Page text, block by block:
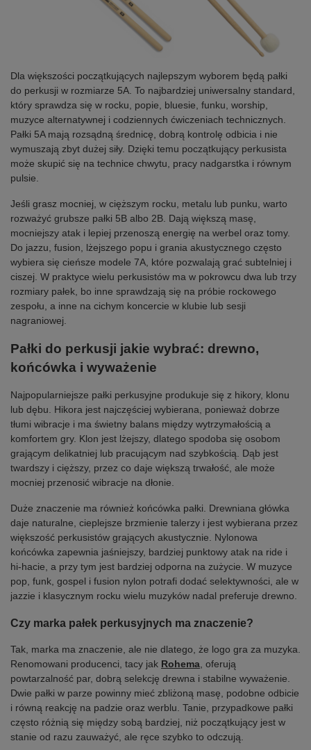
Dla większości początkujących najlepszym wyborem będą pałki
do perkusji w rozmiarze 5A. To najbardziej uniwersalny standard,
który sprawdza się w rocku, popie, bluesie, funku, worship,
muzyce alternatywnej i codziennych ćwiczeniach technicznych.
Pałki 5A mają rozsądną średnicę, dobrą kontrolę odbicia i nie
wymuszają zbyt dużej siły. Dzięki temu początkujący perkusista
może skupić się na technice chwytu, pracy nadgarstka i równym
pulsie.
Jeśli grasz mocniej, w cięższym rocku, metalu lub punku, warto
rozważyć grubsze pałki 5B albo 2B. Dają większą masę,
mocniejszy atak i lepiej przenoszą energię na werbel oraz tomy.
Do jazzu, fusion, lżejszego popu i grania akustycznego często
wybiera się cieńsze modele 7A, które pozwalają grać subtelniej i
ciszej. W praktyce wielu perkusistów ma w pokrowcu dwa lub trzy
rozmiary pałek, bo inne sprawdzają się na próbie rockowego
zespołu, a inne na cichym koncercie w klubie lub sesji
nagraniowej.
Pałki do perkusji jakie wybrać: drewno,
końcówka i wyważenie
Najpopularniejsze pałki perkusyjne produkuje się z hikory, klonu
lub dębu. Hikora jest najczęściej wybierana, ponieważ dobrze
tłumi wibracje i ma świetny balans między wytrzymałością a
komfortem gry. Klon jest lżejszy, dlatego spodoba się osobom
grającym delikatniej lub pracującym nad szybkością. Dąb jest
twardszy i cięższy, przez co daje większą trwałość, ale może
mocniej przenosić wibracje na dłonie.
Duże znaczenie ma również końcówka pałki. Drewniana główka
daje naturalne, cieplejsze brzmienie talerzy i jest wybierana przez
większość perkusistów grających akustycznie. Nylonowa
końcówka zapewnia jaśniejszy, bardziej punktowy atak na ride i
hi-hacie, a przy tym jest bardziej odporna na zużycie. W muzyce
pop, funk, gospel i fusion nylon potrafi dodać selektywności, ale w
jazzie i klasycznym rocku wielu muzyków nadal preferuje drewno.
Czy marka pałek perkusyjnych ma znaczenie?
Tak, marka ma znaczenie, ale nie dlatego, że logo gra za muzyka.
Renomowani producenci, tacy jak Rohema , oferują
powtarzalność par, dobrą selekcję drewna i stabilne wyważenie.
Dwie pałki w parze powinny mieć zbliżoną masę, podobne odbicie
i równą reakcję na padzie oraz werblu. Tanie, przypadkowe pałki
często różnią się między sobą bardziej, niż początkujący jest w
stanie od razu zauważyć, ale ręce szybko to odczują.